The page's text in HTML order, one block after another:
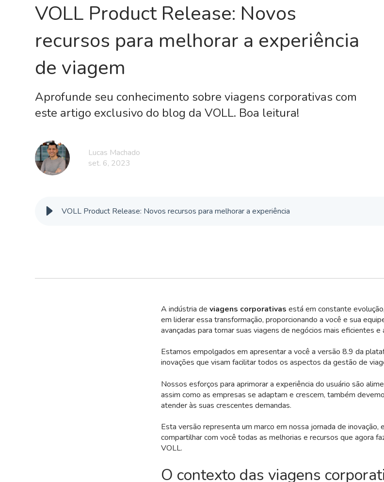
VOLL Product Release: Novos
recursos para melhorar a experiência
de viagem
Aprofunde seu conhecimento sobre viagens corporativas com
este artigo exclusivo do blog da VOLL. Boa leitura!
Lucas Machado
set. 6, 2023
VOLL Product Release: Novos recursos para melhorar a experiência
A indústria de viagens corporativas está em constante
em liderar essa transformação, proporcionando a você e sua
avançadas para tornar suas viagens de negócios mais eficientes e
Estamos empolgados em apresentar a você a versão 8.9 da
inovações que visam facilitar todos os aspectos da gestão de
Nossos esforços para aprimorar a experiência do usuário são
assim como as empresas se adaptam e crescem, também
atender às suas crescentes demandas.
Esta versão representa um marco em nossa jornada de inovação,
compartilhar com você todas as melhorias e recursos que agora
VOLL.
O contexto das viagens